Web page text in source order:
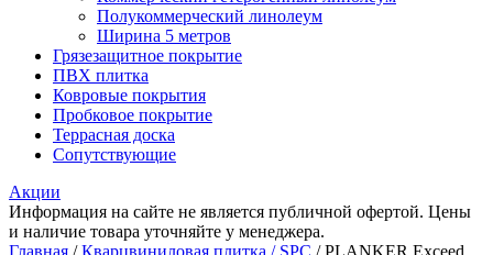
Полукоммерческий линолеум
Ширина 5 метров
Грязезащитное покрытие
ПВХ плитка
Ковровые покрытия
Пробковое покрытие
Террасная доска
Сопутствующие
Акции
Информация на сайте не является публичной офертой. Цены
и наличие товара уточняйте у менеджера.
Главная /Кварцвиниловая плитка / SPС / PLANKER Exceed